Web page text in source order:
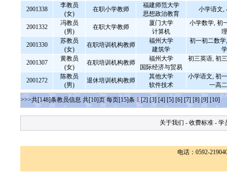
2001338
李教员
(女)
在职小学教师
福建师范大学
思想政治教育
小学语文,
2001332
冯教员
(男)
在职大学教师
厦门大学
计算机
小学数学, 初
2001330
苏教员
(女)
在职培训机构教师
福州大学
建筑学
初一初二数
2001307
黄教员
(女)
在职培训机构教师
福州大学
国际经济与贸易
初三英语, 初
2001272
陈教员
(男)
退休培训机构教师
其他大学
软件技术
小学语文, 初
一高
>>>共[148]条教员信息 共[10]页 每页[15]条 1 [2] [3] [4] [5] [6] [7] [8] [9] [10]
关于我们 - 收费标准 - 学
电话：0592-